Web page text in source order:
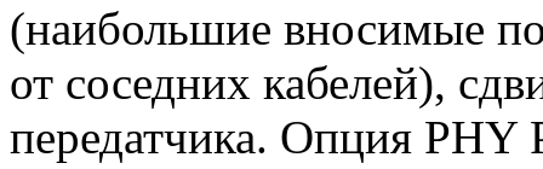
(наибольшие вносимые
от соседних кабелей),
передатчика. Опция PHY